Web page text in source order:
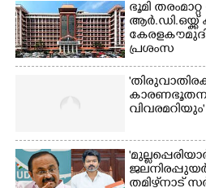
ഭൂമി
ആർ.ഡി.ഒയ്ക്ക്
പ്രശംസ
വിവരമറിയും '
തമിഴ്‌നാട്